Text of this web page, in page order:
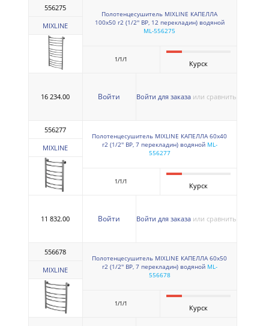
556275
MIXLINE
Полотенцесушитель MIXLINE КАПЕЛЛА
100х50 г2 (1/2'' ВР, 12 перекладин) водяной
ML-556275
1/1/1 Курск
16 234.00 Войти Войти для заказа или сравнить
556277
MIXLINE
Полотенцесушитель MIXLINE КАПЕЛЛА 60х40
г2 (1/2'' ВР, 7 перекладин) водяной ML-
556277
1/1/1 Курск
11 832.00 Войти Войти для заказа или сравнить
556678
MIXLINE
Полотенцесушитель MIXLINE КАПЕЛЛА 60х50
г2 (1/2'' ВР, 7 перекладин) водяной ML-
556678
1/1/1 Курск